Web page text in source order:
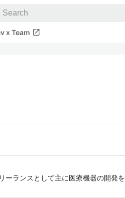
x Team open_in_new
ーランスとして主に医療機器の開発を